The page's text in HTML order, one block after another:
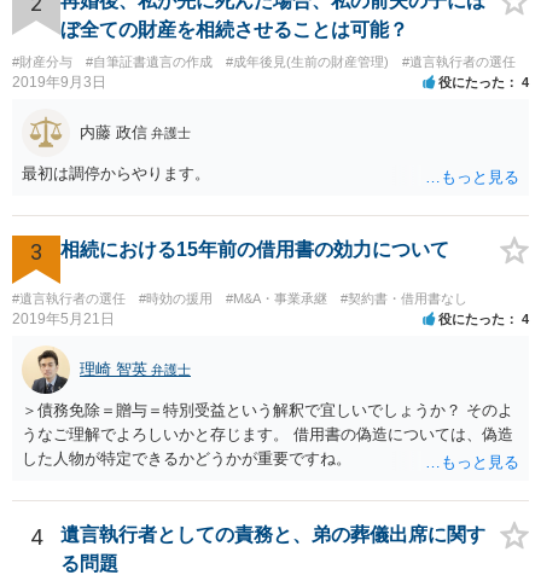
ぼ全ての財産を相続させることは可能？
#財産分与 #自筆証書遺言の作成 #成年後見(生前の財産管理) #遺言執行者の選任
2019年9月3日 役にたった 4
内藤 政信 弁護士
最初は調停からやります。
3 相続における15年前の借用書の効力について
#遺言執行者の選任 #時効の援用 #M&A・事業承継 #契約書・借用書なし
2019年5月21日 役にたった 4
理崎 智英 弁護士
＞債務免除＝贈与＝特別受益という解釈で宜しいでしょうか？ そのよ
うなご理解でよろしいかと存じます。 借用書の偽造については、偽造
した人物が特定できるかどうかが重要ですね。
4
遺言執行者としての責務と、弟の葬儀出席に関す
る問題